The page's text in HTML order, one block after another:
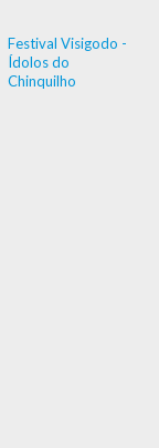
Festival Visigodo -
Ídolos do
Chinquilho